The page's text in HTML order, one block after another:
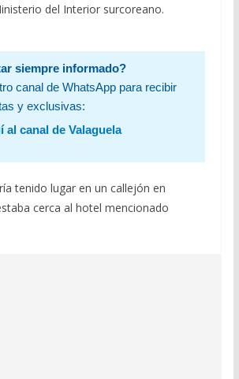
del Interior surcoreano.
siempre informado?
canal de WhatsApp para recibir
y exclusivas:
al canal de Valaguela
tenido lugar en un callejón en
cerca al hotel mencionado